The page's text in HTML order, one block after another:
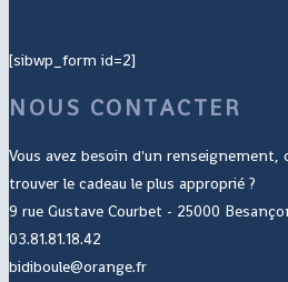
[sibwp_form id=2]
NOUS CONTACTER
Vous avez besoin d'un renseignement,
trouver le cadeau le plus approprié ?
9 rue Gustave Courbet - 25000
03.81.81.18.42
bidiboule@orange.fr